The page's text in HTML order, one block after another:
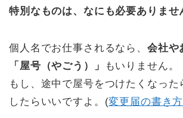
特別なものは、なにも必要ありませ
個人名でお仕事されるなら、 会社や
「屋号（やごう）」
もいりません。
もし、途中で屋号をつけたくなった
したらいいですよ。(変更届の書き方